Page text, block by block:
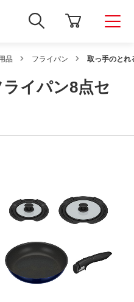
新
し
ィ
ン
ウ
で
ト
ま
す
品 フライパン 取っ手のとれ
イパン8点セ